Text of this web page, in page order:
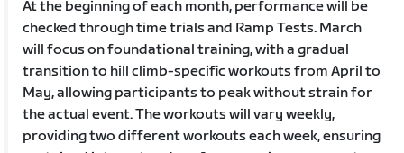
At the beginning of each month, performance will be
checked through time trials and Ramp Tests. March
will focus on foundational training, with a gradual
transition to hill climb-specific workouts from April to
May, allowing participants to peak without strain for
the actual event. The workouts will vary weekly,
providing two different workouts each week, ensuring